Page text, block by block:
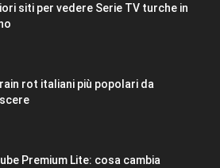
siti per vedere Serie TV turche in
rot italiani più popolari da
Premium Lite: cosa cambia